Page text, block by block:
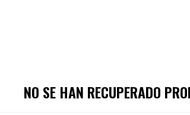
NO SE HAN RECUPERADO